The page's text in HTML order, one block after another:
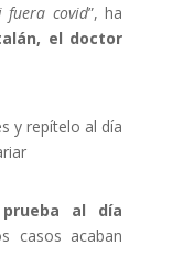
fuera covid”, ha
el doctor
y repítelo al día
al día
casos acaban